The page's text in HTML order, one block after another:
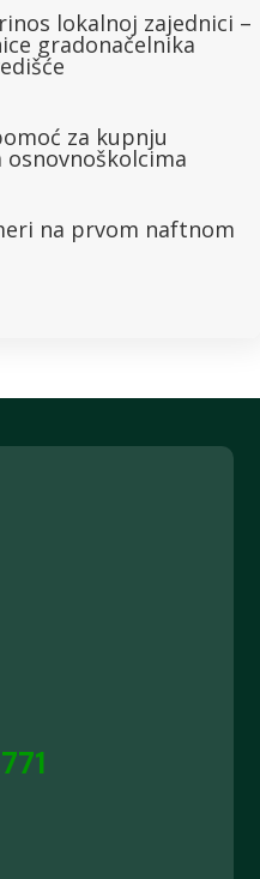
lokalnoj zajednici –
gradonačelnika
za kupnju
na prvom naftnom